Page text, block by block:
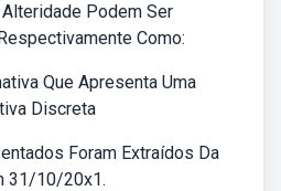
Podem Ser
Como:
Que Apresenta Uma
Discreta
Foram Extraídos Da
31/10/20x1.